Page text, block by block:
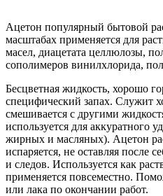
Ацетон популярный бытовой
масштабах применяется для
масел, диацетата целлюлозы,
сополимеров винилхлорида,
Бесцветная жидкость, хорошо
специфический запах. Служит
смешивается с другими
используется для аккуратного
жирных и масляных). Ацетон
испаряется, не оставляя после
и следов. Используется как
применяется повсеместно.
или лака по окончании работ.